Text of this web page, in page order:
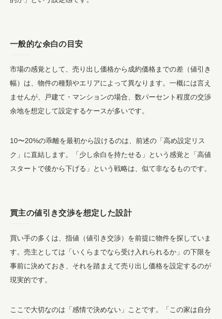
一般的な余白の目安
市場の感覚として、売り出し価格から成約価格までの差（値引き
幅）は、物件の種類やエリアによって異なります。一概には言え
ませんが、戸建て・マンションの場合、数パーセント程度の交渉
余地を想定して設定するケースが多いです。
10〜20%の乖離を最初から設けるのは、前述の「高め設定リス
ク」に直結します。「少し余白を持たせる」という感覚と「高値
スタートで後から下げる」という戦略は、似て非なるものです。
買主の値引き交渉を想定した設計
買い手の多くは、指値（値引き交渉）を前提に物件を探していま
す。売主としては「いくらまでなら受け入れられるか」の下限を
事前に決めておき、それを踏まえて売り出し価格を設定するのが
現実的です。
ここで大切なのは「感情で決めない」ことです。「この家は自分